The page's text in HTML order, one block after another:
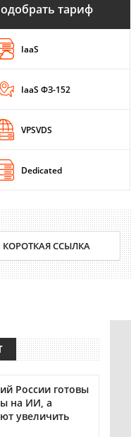
тариф
IaaS
IaaS ФЗ-152
VPSVDS
Dedicated
КОРОТКАЯ ССЫЛКА
России готовы
на ИИ, а
увеличить